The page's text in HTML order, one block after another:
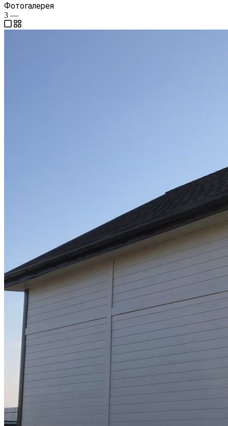
Фотогалерея
3 —